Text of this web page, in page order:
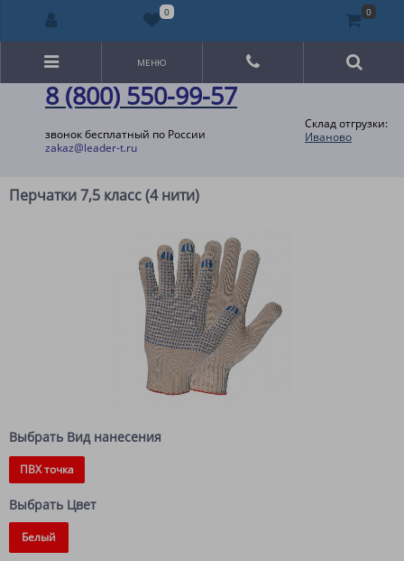
8 (800) 550-99-57
звонок бесплатный по России
zakaz@leader-t.ru
Склад отгрузки:
Иваново
МЕНЮ
Перчатки 7,5 класс (4 нити)
Выбрать Вид нанесения
ПВХ точка
Выбрать Цвет
Белый
0 0